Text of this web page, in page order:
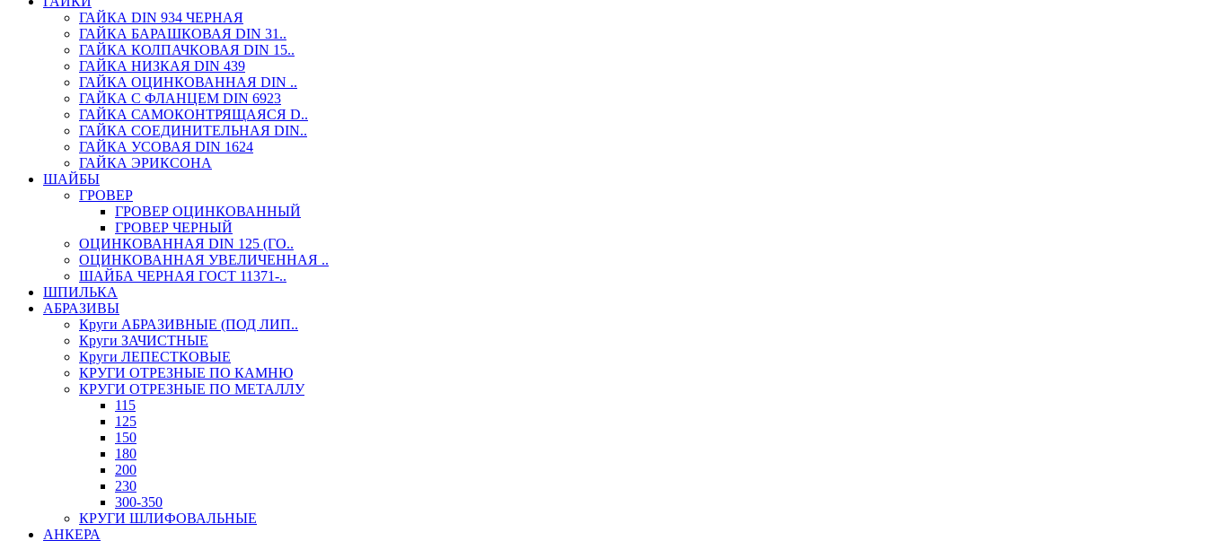
ГАЙКА DIN 934 ЧЕРНАЯ
ГАЙКА БАРАШКОВАЯ DIN 31..
ГАЙКА КОЛПАЧКОВАЯ DIN 15..
ГАЙКА НИЗКАЯ DIN 439
ГАЙКА ОЦИНКОВАННАЯ DIN ..
ГАЙКА С ФЛАНЦЕМ DIN 6923
ГАЙКА САМОКОНТРЯЩАЯСЯ D..
ГАЙКА СОЕДИНИТЕЛЬНАЯ DIN..
ГАЙКА УСОВАЯ DIN 1624
ГАЙКА ЭРИКСОНА
ШАЙБЫ
ГРОВЕР
ГРОВЕР ОЦИНКОВАННЫЙ
ГРОВЕР ЧЕРНЫЙ
ОЦИНКОВАННАЯ DIN 125 (ГО..
ОЦИНКОВАННАЯ УВЕЛИЧЕННАЯ ..
ШАЙБА ЧЕРНАЯ ГОСТ 11371-..
ШПИЛЬКА
АБРАЗИВЫ
Круги АБРАЗИВНЫЕ (ПОД ЛИП..
Круги ЗАЧИСТНЫЕ
Круги ЛЕПЕСТКОВЫЕ
КРУГИ ОТРЕЗНЫЕ ПО КАМНЮ
КРУГИ ОТРЕЗНЫЕ ПО МЕТАЛЛУ
115
125
150
180
200
230
300-350
КРУГИ ШЛИФОВАЛЬНЫЕ
АНКЕРА